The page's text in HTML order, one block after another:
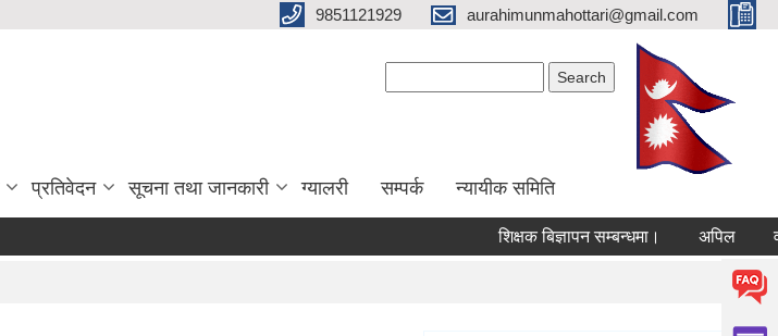
9851121929 aurahimunmahottari@gmail.com
प्रतिवेदन सूचना तथा जानकारी ग्यालरी सम्पर्क न्यायीक समिति
शिक्षक बिज्ञापन सम्बन्धमा।